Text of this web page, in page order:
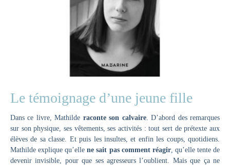
Le témoignage d’une jeune fille
Dans ce livre, Mathilde raconte son calvaire. D’abord des remarques
sur son physique, ses vêtements, ses activités : tout sert de prétexte aux
élèves de sa classe. Et puis les insultes, et enfin les coups, quotidiens.
Mathilde explique qu’ellene sait pas comment réagir, qu’elle tente de
devenir invisible, pour que ses agresseurs l’oublient. Mais que ça ne